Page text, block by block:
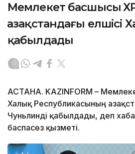
Мемлекет басшысы
Қазақстандағы елшісі
қабылдады
АСТАНА. KAZINFORM –
Халық Республикасының
Чуньлинді қабылдады, деп
баспасөз қызметі.